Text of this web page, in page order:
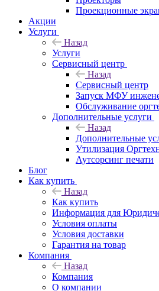
Проекционные
Акции
Услуги
Назад
Услуги
Сервисный центр
Назад
Сервисный центр
Запуск МФУ
Обслуживание
Дополнительные услуги
Назад
Дополнительные
Утилизация
Аутсорсинг печати
Блог
Как купить
Назад
Как купить
Информация для
Условия оплаты
Условия доставки
Гарантия на товар
Компания
Назад
Компания
О компании